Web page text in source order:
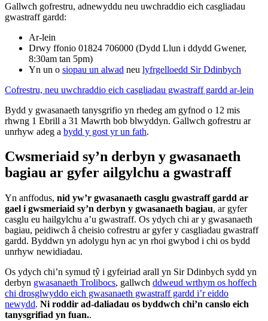
Gallwch gofrestru, adnewyddu neu uwchraddio eich casgliadau
gwastraff gardd:
Ar-lein
Drwy ffonio 01824 706000 (Dydd Llun i ddydd Gwener,
8:30am tan 5pm)
Yn un o siopau un alwad neu lyfrgelloedd Sir Ddinbych
Cofrestru, neu uwchraddio eich casgliadau gwastraff gardd ar-lein
Bydd y gwasanaeth tanysgrifio yn rhedeg am gyfnod o 12 mis
rhwng 1 Ebrill a 31 Mawrth bob blwyddyn. Gallwch gofrestru ar
unrhyw adeg a bydd y gost yr un fath.
Cwsmeriaid sy’n derbyn y gwasanaeth
bagiau ar gyfer ailgylchu a gwastraff
Yn anffodus, nid yw’r gwasanaeth casglu gwastraff gardd ar
gael i gwsmeriaid sy’n derbyn y gwasanaeth bagiau, ar gyfer
casglu eu hailgylchu a’u gwastraff. Os ydych chi ar y gwasanaeth
bagiau, peidiwch â cheisio cofrestru ar gyfer y casgliadau gwastraff
gardd. Byddwn yn adolygu hyn ac yn rhoi gwybod i chi os bydd
unrhyw newidiadau.
Os ydych chi’n symud tŷ i gyfeiriad arall yn Sir Ddinbych sydd yn
derbyn gwasanaeth Trolibocs, gallwch ddweud wrthym os hoffech
chi drosglwyddo eich gwasanaeth gwastraff gardd i’r eiddo
newydd. Ni roddir ad-daliadau os byddwch chi’n canslo eich
tanysgrifiad yn fuan..